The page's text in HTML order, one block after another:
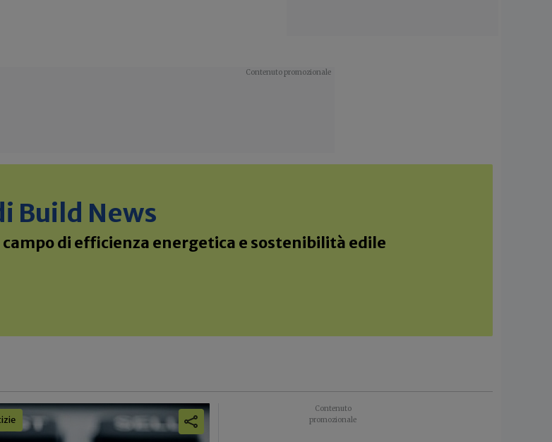
Build News
di efficienza energetica e sostenibilità edile